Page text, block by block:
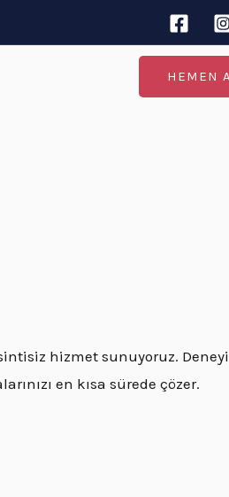
HEMEN
hizmet sunuyoruz.
en kısa sürede çözer.